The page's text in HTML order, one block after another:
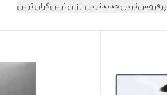
پرفروش‌ترینجدیدترینارزان‌ترینگران‌ترین